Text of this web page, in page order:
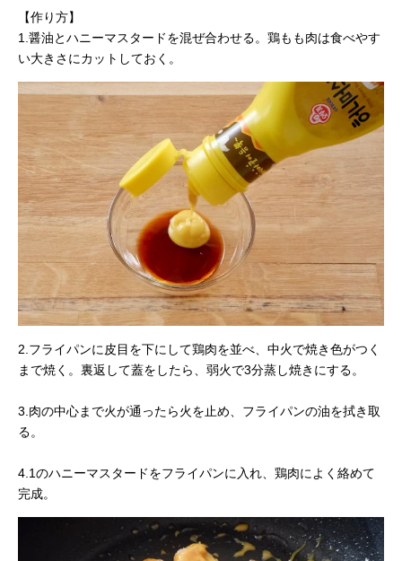
【作り方】
1.醤油とハニーマスタードを混ぜ合わせる。鶏もも肉は食べやす
い大きさにカットしておく。
2.フライパンに皮目を下にして鶏肉を並べ、中火で焼き色がつく
まで焼く。裏返して蓋をしたら、弱火で3分蒸し焼きにする。
3.肉の中心まで火が通ったら火を止め、フライパンの油を拭き取
る。
4.1のハニーマスタードをフライパンに入れ、鶏肉によく絡めて
完成。